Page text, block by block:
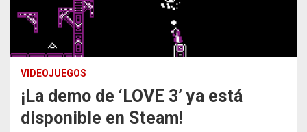
VIDEOJUEGOS
¡La demo de ‘LOVE 3’ ya está
disponible en Steam!